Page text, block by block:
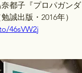
都子『プロパガン
誠出版・2016年）
46sVW2j